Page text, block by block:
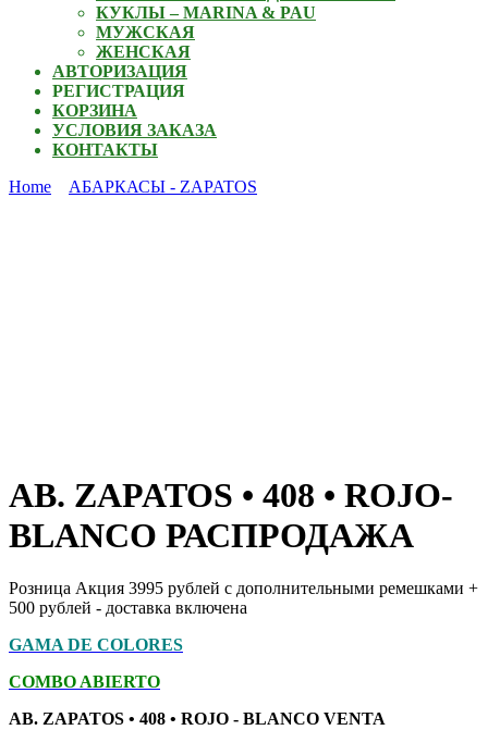
КУКЛЫ – MARINA & PAU
МУЖСКАЯ
ЖЕНСКАЯ
АВТОРИЗАЦИЯ
РЕГИСТРАЦИЯ
КОРЗИНА
УСЛОВИЯ ЗАКАЗА
КОНТАКТЫ
Home
АБАРКАСЫ - ZAPATOS
AB. ZAPATOS • 408 • ROJO-
BLANCO РАСПРОДАЖА
Розница Акция 3995 рублей с дополнительными ремешками +
500 рублей - доставка включена
GAMA DE COLORES
COMBO ABIERTO
AB. ZAPATOS • 408 • ROJO - BLANCO VENTA